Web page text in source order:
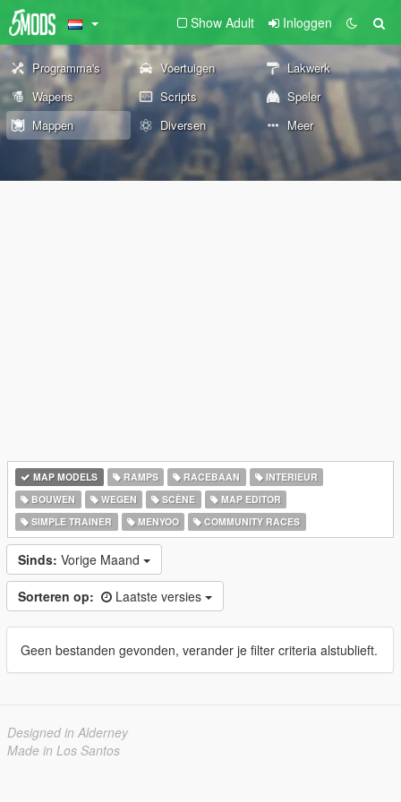
Show Adult Inloggen
Programma's Voertuigen
Lakwerk
Wapens
Scripts
Speler
Mappen
Diversen Meer
MAP MODELS RAMPS RACEBAAN
INTERIEUR
BOUWEN
WEGEN SCÈNE
MAP EDITOR
SIMPLE TRAINER
MENYOO COMMUNITY RACES
Sinds: Vorige Maand
Sorteren op: Laatste versies
Geen bestanden gevonden, verander je filter criteria alstublieft.
Designed in Alderney
Made in Los Santos